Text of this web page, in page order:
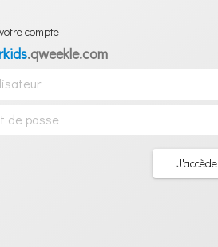
compte
.qweekle.com
J'accède